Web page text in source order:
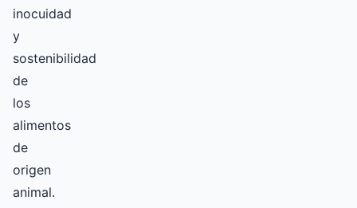
inocuidad
y
sostenibilidad
de
los
alimentos
de
origen
animal.